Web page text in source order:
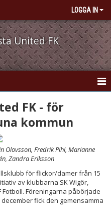
LOGGA IN
United FK
FK - för
kommun
Olovsson, Fredrik Pihl, Marianne
Zandra Eriksson
för flickor/damer från 15
av klubbarna SK Wigör,
Fotboll. Föreningarna påbörjade
fick den gemensamma